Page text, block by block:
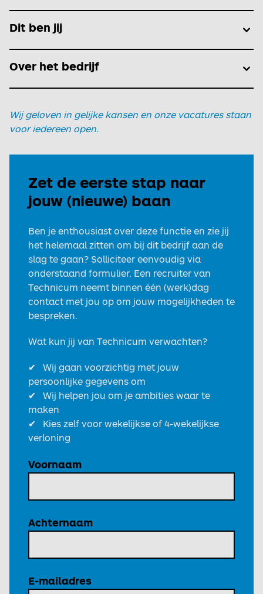
Dit ben jij
Over het bedrijf
Wij geloven in gelijke kansen en onze vacatures staan
voor iedereen open.
Zet de eerste stap naar
jouw (nieuwe) baan
Ben je enthousiast over deze functie en zie jij
het helemaal zitten om bij dit bedrijf aan de
slag te gaan? Solliciteer eenvoudig via
onderstaand formulier. Een recruiter van
Technicum neemt binnen één (werk)dag
contact met jou op om jouw mogelijkheden te
bespreken.
Wat kun jij van Technicum verwachten?
✔ Wij gaan voorzichtig met jouw
persoonlijke gegevens om
✔ Wij helpen jou om je ambities waar te
maken
✔ Kies zelf voor wekelijkse of 4-wekelijkse
verloning
Voornaam
Achternaam
E-mailadres